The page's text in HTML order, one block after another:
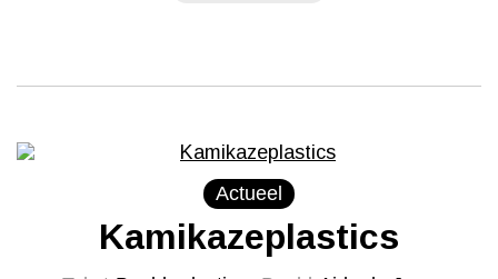
Actueel
Kamikazeplastics